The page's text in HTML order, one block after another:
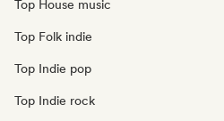
Top House music
Top Folk indie
Top Indie pop
Top Indie rock